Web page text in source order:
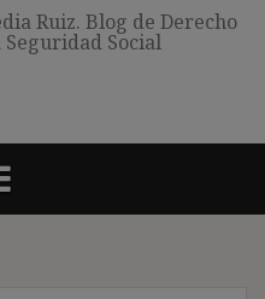
Ruiz. Blog de Derecho
Social